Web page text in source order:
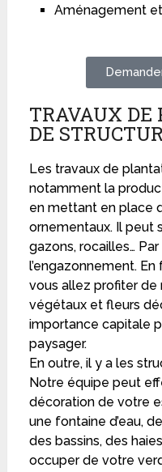
Aménagement
TRAVAUX DE
DE
Les travaux de
notamment la
en mettant en place
ornementaux. Il peut
gazons, rocailles…
l’engazonnement.
vous allez profiter de
végétaux et fleurs
importance capitale
paysager.
En outre, il y a les
Notre équipe peut
décoration de votre
une fontaine d’eau,
des bassins, des
occuper de votre